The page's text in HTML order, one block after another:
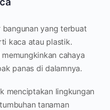
yang terbuat
kaca atau plastik.
cahaya
panas di dalamnya.
menciptakan lingkungan
tanaman